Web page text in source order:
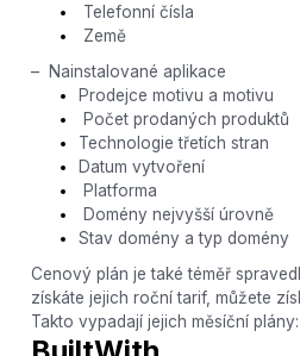
Telefonní čísla
Země
– Nainstalované aplikace
Prodejce motivu a motivu
Počet prodaných produktů
Technologie třetích stran
Datum vytvoření
Platforma
Domény nejvyšší úrovně
Stav domény a typ domény
Cenový plán je také téměř
získáte jejich roční tarif, můžete
Takto vypadají jejich měsíční plány: